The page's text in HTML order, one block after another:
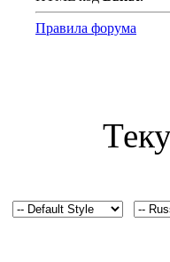
Правила форума